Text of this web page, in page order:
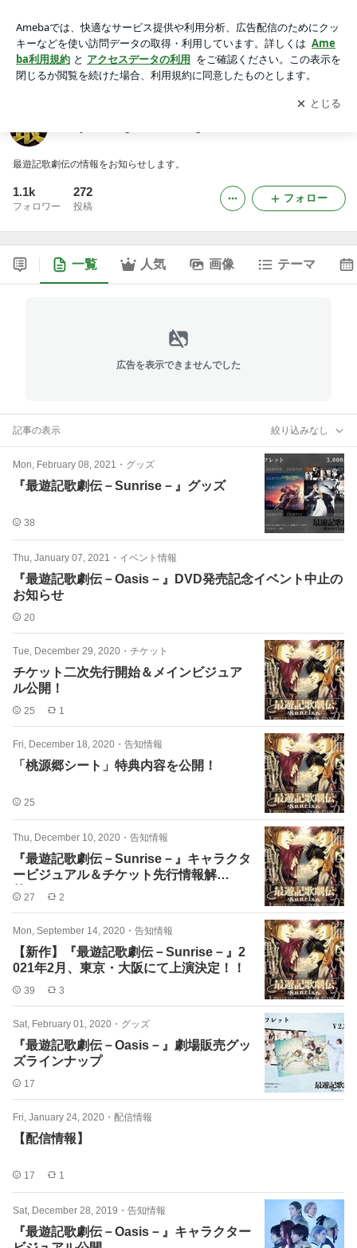
アプリをダウンロードして ブログの更新通知
を受け取りまし
ょう。
開く
最遊記歌劇伝の情報をお知らせします。
1.1k
フォロワー
272
投稿
フォロー
一覧 人気 画像 テーマ
広告を表示できませんでした
記事の表示 絞り込みなし
Mon, February 08, 2021 ・ グッズ
『最遊記歌劇伝－Sunrise－』グッズ
38
Thu, January 07, 2021 ・ イベント情報
『最遊記歌劇伝－Oasis－』DVD発売記念イベント中止の
お知らせ
20
Tue, December 29, 2020 ・ チケット
チケット二次先行開始＆メインビジュア
ル公開！
25 1
Fri, December 18, 2020 ・ 告知情報
「桃源郷シート」特典内容を公開！
25
Thu, December 10, 2020 ・ 告知情報
『最遊記歌劇伝－Sunrise－』キャラクタ
ービジュアル＆チケット先行情報解
禁！！
27 2
Mon, September 14, 2020 ・ 告知情報
【新作】『最遊記歌劇伝－Sunrise－』2
021年2月、東京・大阪にて上演決定！！
39 3
Sat, February 01, 2020 ・ グッズ
『最遊記歌劇伝－Oasis－』劇場販売グッ
ズラインナップ
17
Fri, January 24, 2020 ・ 配信情報
【配信情報】
17 1
Sat, December 28, 2019 ・ 告知情報
『最遊記歌劇伝－Oasis－』キャラクター